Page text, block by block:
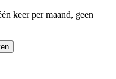
keer per maand, geen